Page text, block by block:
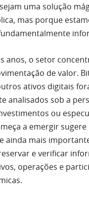
uma solução
mas porque
anos, o setor
de valor.
ativos digitais
analisados sob a
ou
a emergir
ainda mais
e verificar
operações e